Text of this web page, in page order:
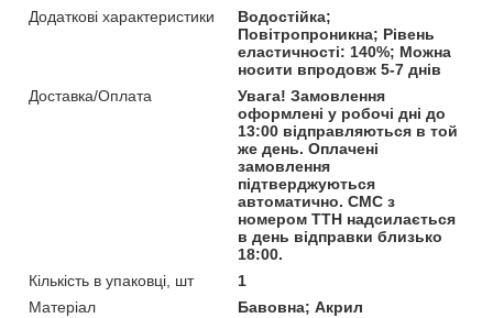
Додаткові характеристики
Водостійка;
Повітропроникна; Рівень
еластичності: 140%; Можна
носити впродовж 5-7 днів
Доставка/Оплата
Увага! Замовлення
оформлені у робочі дні до
13:00 відправляються в той
же день. Оплачені
замовлення
підтверджуються
автоматично. СМС з
номером ТТН надсилається
в день відправки близько
18:00.
Кількість в упаковці, шт
1
Матеріал
Бавовна; Акрил